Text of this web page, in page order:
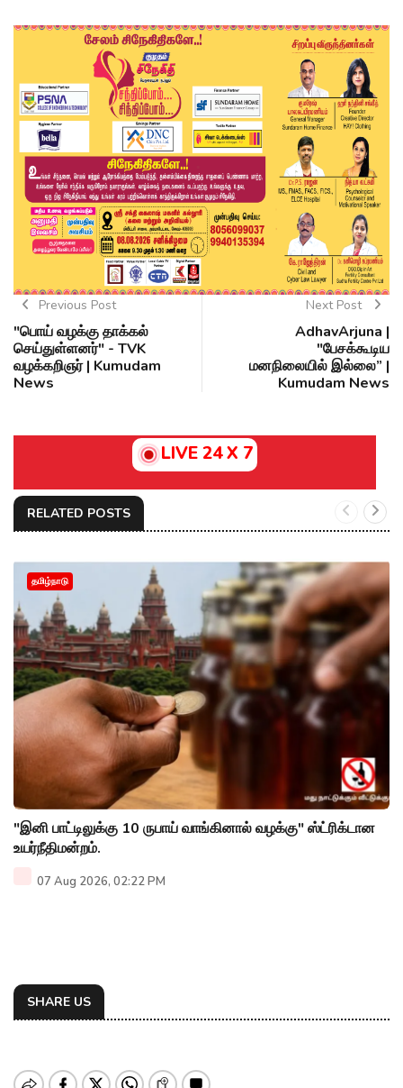
Previous Post
"பொய் வழக்கு தாக்கல்
செய்துள்ளனர்" - TVK
வழக்கறிஞர் | Kumudam
News
Next Post
AdhavArjuna |
"பேசக்கூடிய
மனநிலையில் இல்லை” |
Kumudam News
LIVE 24 X 7
RELATED POSTS
தமிழ்நாடு
"இனி பாட்டிலுக்கு 10 ருபாய் வாங்கினால் வழக்கு" ஸ்ட்ரிக்டான
உயர்நீதிமன்றம்.
07 Aug 2026, 02:22 PM
SHARE US